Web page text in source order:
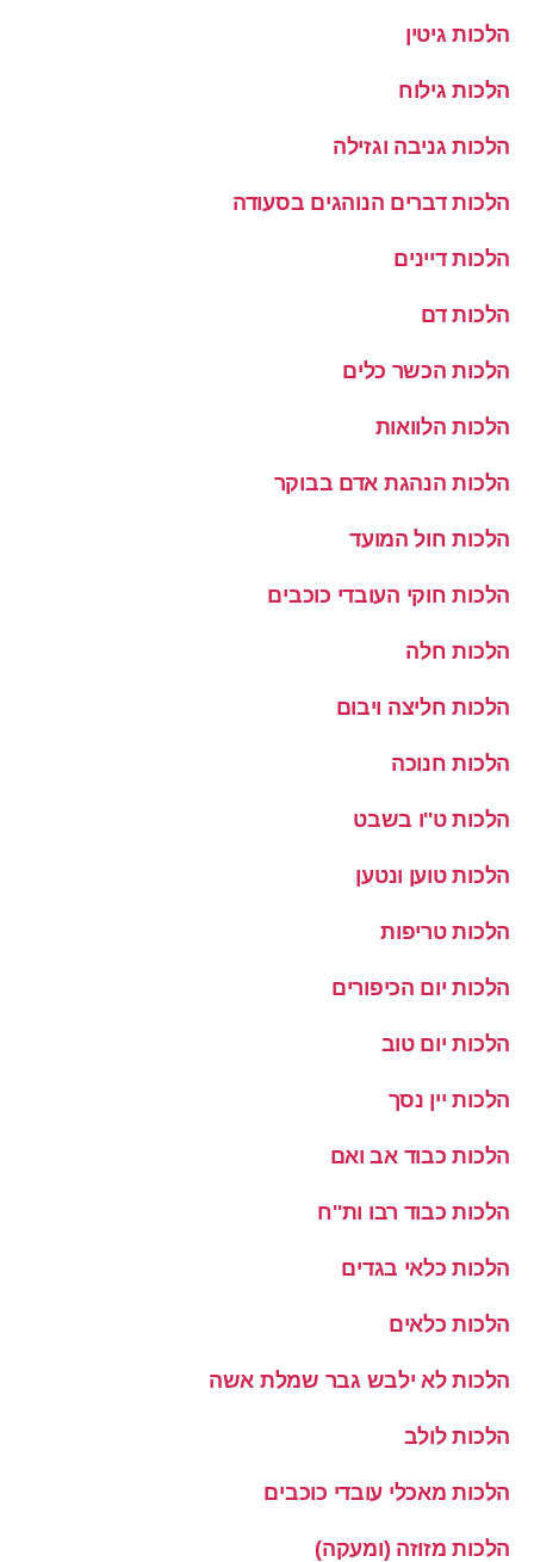
הלכות גיטין
הלכות גילוח
הלכות גניבה וגזילה
הלכות דברים הנוהגים בסעודה
הלכות דיינים
הלכות דם
הלכות הכשר כלים
הלכות הלוואות
הלכות הנהגת אדם בבוקר
הלכות חול המועד
הלכות חוקי העובדי כוכבים
הלכות חלה
הלכות חליצה ויבום
הלכות חנוכה
הלכות ט''ו בשבט
הלכות טוען ונטען
הלכות טריפות
הלכות יום הכיפורים
הלכות יום טוב
הלכות יין נסך
הלכות כבוד אב ואם
הלכות כבוד רבו ות''ח
הלכות כלאי בגדים
הלכות כלאים
הלכות לא ילבש גבר שמלת אשה
הלכות לולב
הלכות מאכלי עובדי כוכבים
הלכות מזוזה (ומעקה)